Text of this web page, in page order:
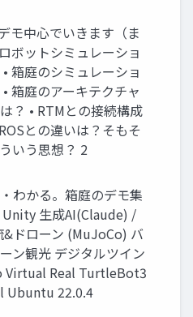
モ中心でいきます（ま
ボットシミュレーショ
箱庭のシミュレーショ
箱庭のアーキテクチャ
？ • RTMとの接続構成
との違いは？そもそ
いう思想？ 2
わかる。箱庭のデモ集
Unity 生成AI(Claude) /
&ドローン (MuJoCo) バ
ン観光 デジタルツイン
Virtual Real TurtleBot3
Ubuntu 22.0.4